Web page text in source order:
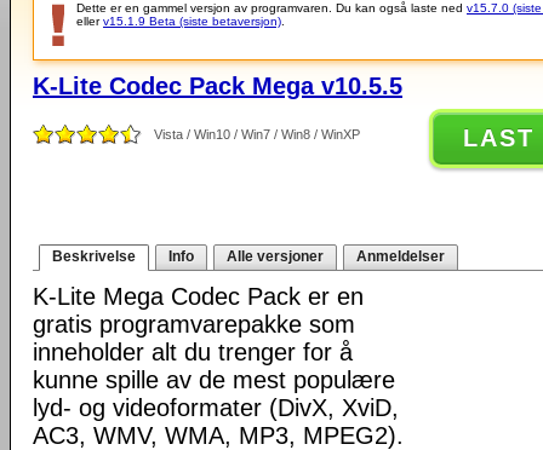
Dette er en gammel versjon av programvaren. Du kan også laste ned v15.7.0
ellerv15.1.9 Beta (siste betaversjon)
K-Lite Codec Pack Mega v10.5.5
Vista / Win10 / Win7 / Win8 / WinXP LAST
Beskrivelse Info Alle versjoner Anmeldelser
K-Lite Mega Codec Pack er en
gratis programvarepakke som
inneholder alt du trenger for å
kunne spille av de mest populære
lyd- og videoformater (DivX, XviD,
AC3, WMV, WMA, MP3, MPEG2).